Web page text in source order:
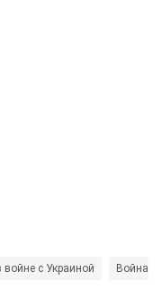
войне с Украиной Война в